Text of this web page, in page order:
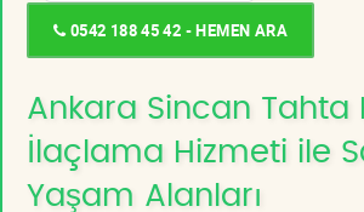
0542 188 45 42 - HEMEN ARA
Ankara Sincan Tahta
İlaçlama Hizmeti ile
Yaşam Alanları